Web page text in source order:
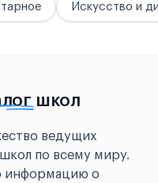
Искусство и
школ
ведущих
по всему миру.
информацию о